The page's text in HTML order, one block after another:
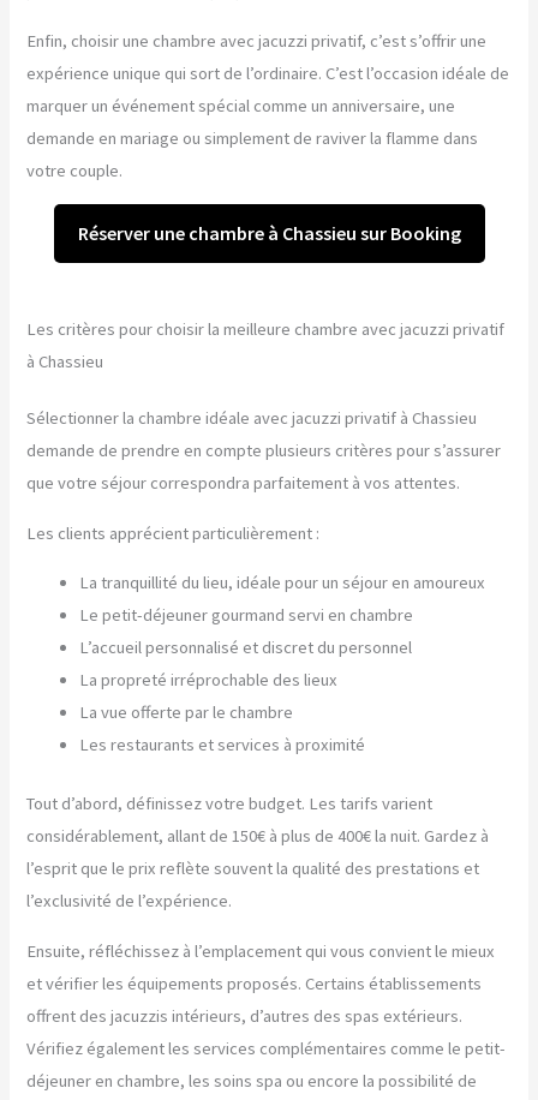
Enfin, choisir une chambre avec jacuzzi privatif, c’est s’offrir une
expérience unique qui sort de l’ordinaire. C’est l’occasion idéale de
marquer un événement spécial comme un anniversaire, une
demande en mariage ou simplement de raviver la flamme dans
votre couple.
Réserver une chambre à Chassieu sur Booking
Les critères pour choisir la meilleure chambre avec jacuzzi privatif
à Chassieu
Sélectionner la chambre idéale avec jacuzzi privatif à Chassieu
demande de prendre en compte plusieurs critères pour s’assurer
que votre séjour correspondra parfaitement à vos attentes.
Les clients apprécient particulièrement :
La tranquillité du lieu, idéale pour un séjour en amoureux
Le petit-déjeuner gourmand servi en chambre
L’accueil personnalisé et discret du personnel
La propreté irréprochable des lieux
La vue offerte par le chambre
Les restaurants et services à proximité
Tout d’abord, définissez votre budget. Les tarifs varient
considérablement, allant de 150€ à plus de 400€ la nuit. Gardez à
l’esprit que le prix reflète souvent la qualité des prestations et
l’exclusivité de l’expérience.
Ensuite, réfléchissez à l’emplacement qui vous convient le mieux
et vérifier les équipements proposés. Certains établissements
offrent des jacuzzis intérieurs, d’autres des spas extérieurs.
Vérifiez également les services complémentaires comme le petit-
déjeuner en chambre, les soins spa ou encore la possibilité de